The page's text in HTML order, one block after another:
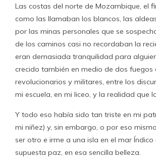
Las costas del norte de Mozambique, el
como las llamaban los blancos, las
por las minas personales que se
de los caminos casi no recordaban la
eran demasiada tranquilidad para
crecido también en medio de dos fuegos
revolucionarios y militares, entre los
mi escuela, en mi liceo, y la realidad que
Y todo eso había sido tan triste en mi
mi niñez) y, sin embargo, o por eso
ser otro e irme a una isla en el mar Índico
supuesta paz, en esa sencilla belleza.